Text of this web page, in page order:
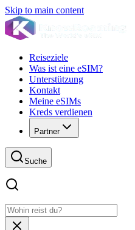
Skip to main content
Reiseziele
Was ist eine eSIM?
Unterstützung
Kontakt
Meine eSIMs
Kreds verdienen
Partner
Suche